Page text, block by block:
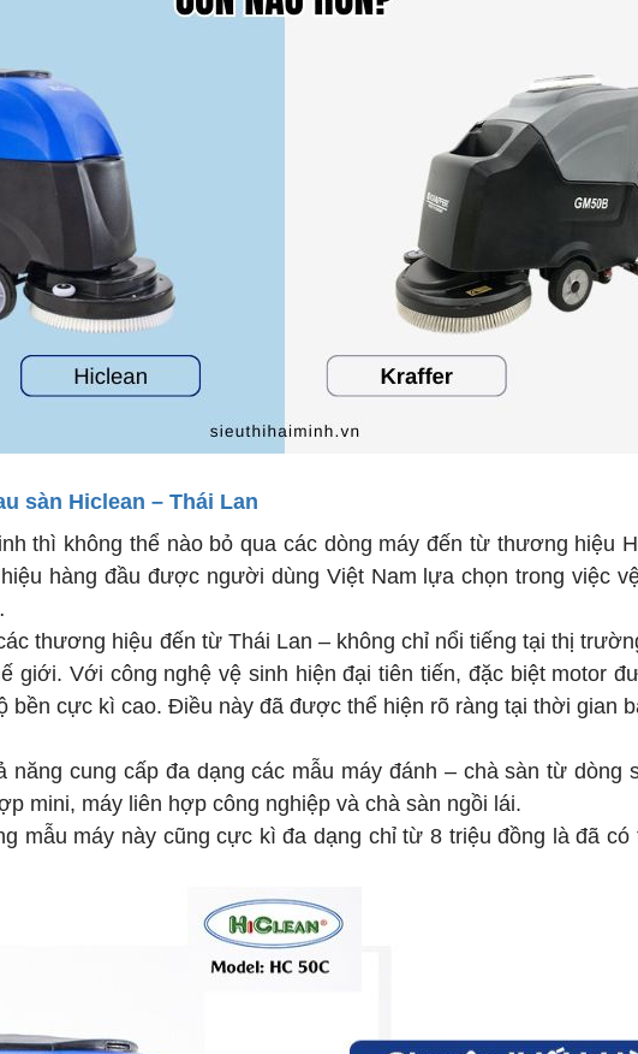
sàn Hiclean – Thái Lan
thì không thể nào bỏ qua các dòng máy đến từ thương hiệu
hàng đầu được người dùng Việt Nam lựa chọn trong việc
thương hiệu đến từ Thái Lan – không chỉ nổi tiếng tại thị
giới. Với công nghệ vệ sinh hiện đại tiên tiến, đặc biệt motor
bền cực kì cao. Điều này đã được thể hiện rõ ràng tại thời gian
năng cung cấp đa dạng các mẫu máy đánh – chà sàn từ dòng
mini, máy liên hợp công nghiệp và chà sàn ngồi lái.
mẫu máy này cũng cực kì đa dạng chỉ từ 8 triệu đồng là đã